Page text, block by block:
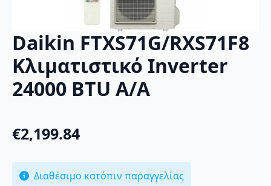
Daikin FTXS71G/RXS71F8
Κλιματιστικό Inverter
24000 BTU A/A
€2,199.84
Διαθέσιμο κατόπιν παραγγελίας